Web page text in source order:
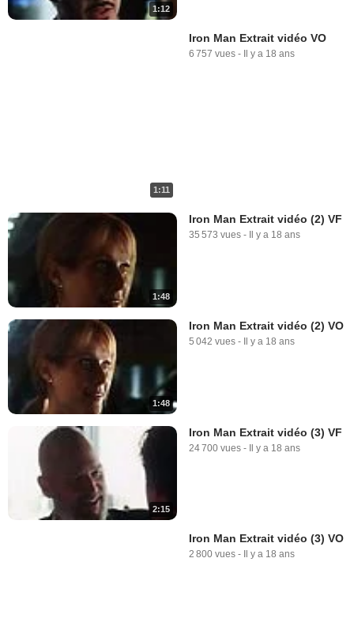
1:12
1:11
Iron Man Extrait vidéo VO
6 757 vues - Il y a 18 ans
1:48
Iron Man Extrait vidéo (2) VF
35 573 vues - Il y a 18 ans
1:48
Iron Man Extrait vidéo (2) VO
5 042 vues - Il y a 18 ans
2:15
Iron Man Extrait vidéo (3) VF
24 700 vues - Il y a 18 ans
Iron Man Extrait vidéo (3) VO
2 800 vues - Il y a 18 ans